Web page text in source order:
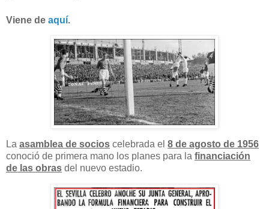
Viene de aquí.
La asamblea de socios celebrada el 8 de agosto de 1956
conoció de primera mano los planes para la financiación
de las obras del nuevo estadio.